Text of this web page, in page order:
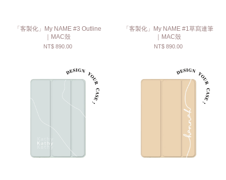
「客製化」My NAME #3 Outline
｜MAC殼
NT$ 890.00
「客製化」My NAME #1草寫連筆
｜MAC殼
NT$ 890.00